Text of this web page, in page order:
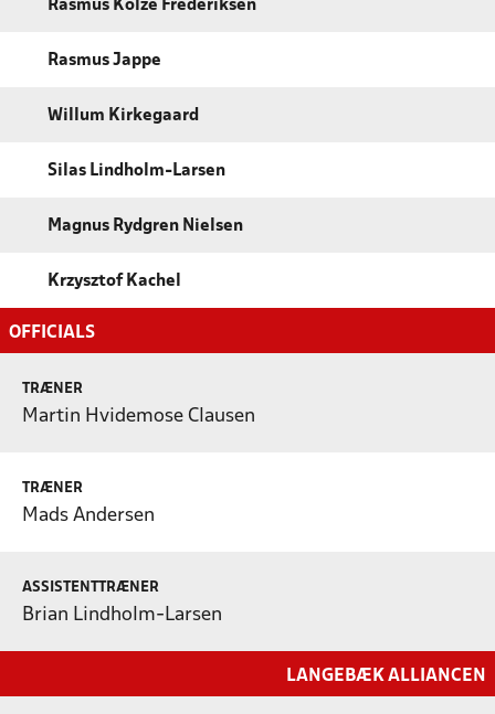
Rasmus Kolze Frederiksen
Rasmus Jappe
Willum Kirkegaard
Silas Lindholm-Larsen
Magnus Rydgren Nielsen
Krzysztof Kachel
OFFICIALS
TRÆNER
Martin Hvidemose Clausen
TRÆNER
Mads Andersen
ASSISTENTTRÆNER
Brian Lindholm-Larsen
LANGEBÆK ALLIANCEN